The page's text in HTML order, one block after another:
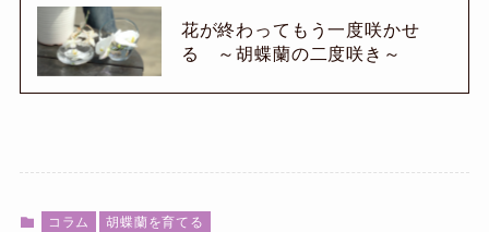
花が終わってもう一度咲かせ
る ～胡蝶蘭の二度咲き～
コラム 胡蝶蘭を育てる